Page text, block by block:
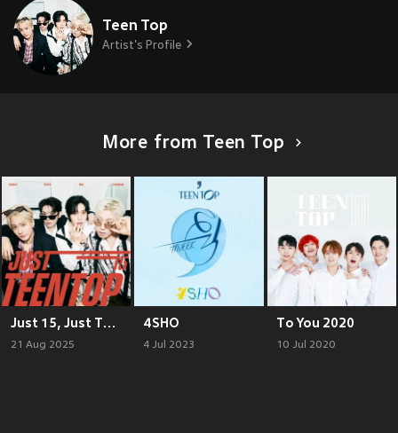
Teen Top
Artist's Profile
More from Teen Top
Just 15, Just Teen Top
21 Aug 2025
4SHO
4 Jul 2023
To You 2020
10 Jul 2020